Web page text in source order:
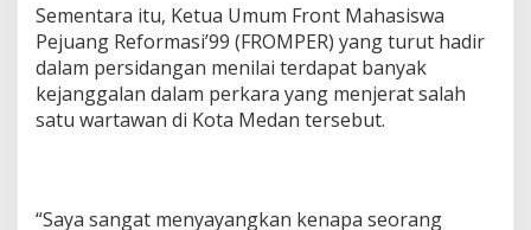
Sementara itu, Ketua Umum Front Mahasiswa
Pejuang Reformasi’99 (FROMPER) yang turut hadir
dalam persidangan menilai terdapat banyak
kejanggalan dalam perkara yang menjerat salah
satu wartawan di Kota Medan tersebut.
“Saya sangat menyayangkan kenapa seorang